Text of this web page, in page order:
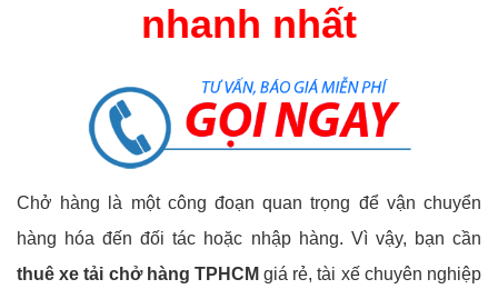
nhanh nhất
Chở hàng là một công đoạn quan trọng để vận chuyển
hàng hóa đến đối tác hoặc nhập hàng. Vì vậy, bạn cần
thuê xe tải chở hàng TPHCM giá rẻ, tài xế chuyên nghiệp